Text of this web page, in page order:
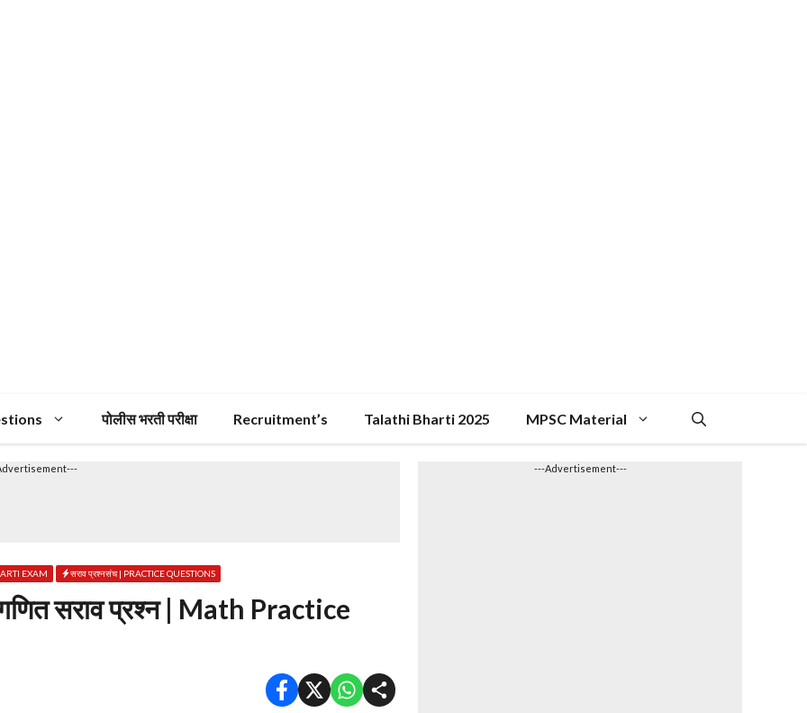
पोलीस भरती परीक्षा Recruitment’s Talathi Bharti 2025 MPSC Material
EXAM सराव प्रश्नसंच | PRACTICE QUESTIONS
सराव प्रश्न | Math Practice
---Advertisement---